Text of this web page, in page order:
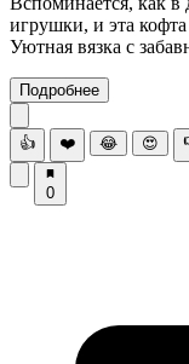
игрушки, и эта
Уютная вязка с
Подробнее
👍 ❤️ 😂 😍
0